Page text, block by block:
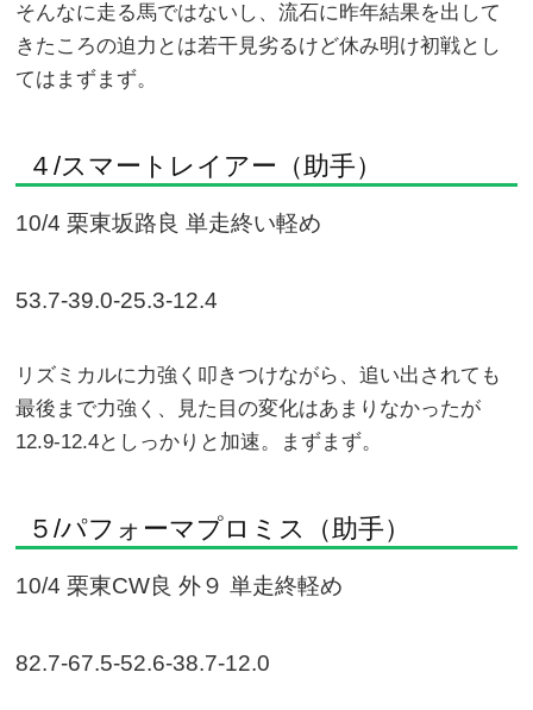
そんなに走る馬ではないし、流石に昨年結果を出して
きたころの迫力とは若干見劣るけど休み明け初戦とし
てはまずまず。
４/スマートレイアー（助手）
10/4 栗東坂路良 単走終い軽め
53.7-39.0-25.3-12.4
リズミカルに力強く叩きつけながら、追い出されても
最後まで力強く、見た目の変化はあまりなかったが
12.9-12.4としっかりと加速。まずまず。
５/パフォーマプロミス（助手）
10/4 栗東CW良 外９ 単走終軽め
82.7-67.5-52.6-38.7-12.0